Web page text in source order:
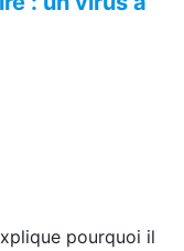
pourquoi il